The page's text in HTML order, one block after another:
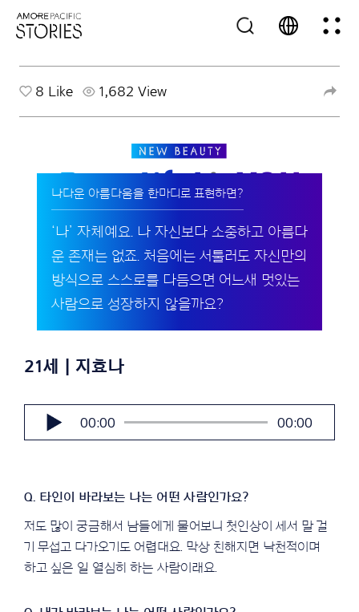
8 Like 1,682 View
나다운 아름다움을 한마디로 표현하면?
‘나’ 자체예요. 나 자신보다 소중하고 아름다
운 존재는 없죠. 처음에는 서툴러도 자신만의
방식으로 스스로를 다듬으면 어느새 멋있는
사람으로 성장하지 않을까요?
21세 | 지효나
이
00:00 00:00
저도 많이 궁금해서 남들에게 물어보니 첫인상이 세서 말 걸
기 무섭고 다가오기도 어렵대요. 막상 친해지면 낙천적이며
하고 싶은 일 열심히 하는 사람이래요.